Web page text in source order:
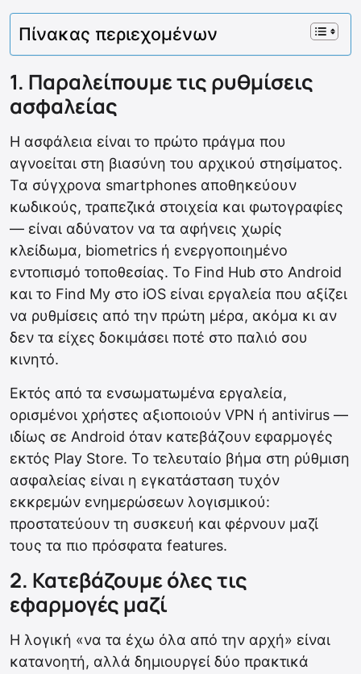
Πίνακας περιεχομένων
1. Παραλείπουμε τις ρυθμίσεις
ασφαλείας
Η ασφάλεια είναι το πρώτο πράγμα που
αγνοείται στη βιασύνη του αρχικού στησίματος.
Τα σύγχρονα smartphones αποθηκεύουν
κωδικούς, τραπεζικά στοιχεία και φωτογραφίες
— είναι αδύνατον να τα αφήνεις χωρίς
κλείδωμα, biometrics ή ενεργοποιημένο
εντοπισμό τοποθεσίας. Το Find Hub στο Android
και το Find My στο iOS είναι εργαλεία που αξίζει
να ρυθμίσεις από την πρώτη μέρα, ακόμα κι αν
δεν τα είχες δοκιμάσει ποτέ στο παλιό σου
κινητό.
Εκτός από τα ενσωματωμένα εργαλεία,
ορισμένοι χρήστες αξιοποιούν VPN ή antivirus —
ιδίως σε Android όταν κατεβάζουν εφαρμογές
εκτός Play Store. Το τελευταίο βήμα στη ρύθμιση
ασφαλείας είναι η εγκατάσταση τυχόν
εκκρεμών ενημερώσεων λογισμικού:
προστατεύουν τη συσκευή και φέρνουν μαζί
τους τα πιο πρόσφατα features.
2. Κατεβάζουμε όλες τις
εφαρμογές μαζί
Η λογική «να τα έχω όλα από την αρχή» είναι
κατανοητή, αλλά δημιουργεί δύο πρακτικά